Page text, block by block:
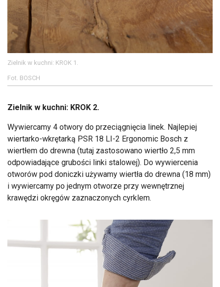
Zielnik w kuchni: KROK 1.
Fot. BOSCH
Zielnik w kuchni: KROK 2.
Wywiercamy 4 otwory do przeciągnięcia linek. Najlepiej
wiertarko-wkrętarką PSR 18 LI-2 Ergonomic Bosch z
wiertłem do drewna (tutaj zastosowano wiertło 2,5 mm
odpowiadające grubości linki stalowej). Do wywiercenia
otworów pod doniczki używamy wiertła do drewna (18 mm)
i wywiercamy po jednym otworze przy wewnętrznej
krawędzi okręgów zaznaczonych cyrklem.